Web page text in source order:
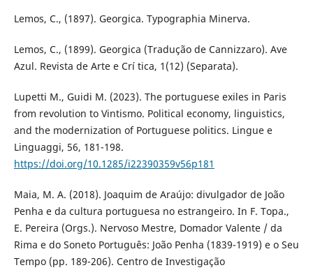
Lemos, C., (1897). Georgica. Typographia Minerva.
Lemos, C., (1899). Georgica (Tradução de Cannizzaro). Ave
Azul. Revista de Arte e Crí tica, 1(12) (Separata).
Lupetti M., Guidi M. (2023). The portuguese exiles in Paris
from revolution to Vintismo. Political economy, linguistics,
and the modernization of Portuguese politics. Lingue e
Linguaggi, 56, 181-198.
https://doi.org/10.1285/i22390359v56p181
Maia, M. A. (2018). Joaquim de Araújo: divulgador de João
Penha e da cultura portuguesa no estrangeiro. In F. Topa.,
E. Pereira (Orgs.). Nervoso Mestre, Domador Valente / da
Rima e do Soneto Português: João Penha (1839-1919) e o Seu
Tempo (pp. 189-206). Centro de Investigação